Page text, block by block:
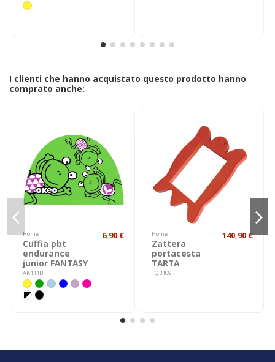
I clienti che hanno acquistato questo prodotto hanno
comprato anche:
Home
Cuffia pbt
endurance
junior FANTASY
AK111B
6,90 € Home
Zattera
portacesta
TARTA
TQ3109
140,90 €